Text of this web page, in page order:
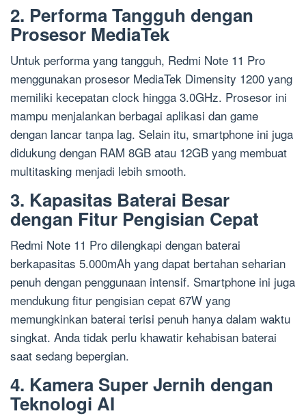
2. Performa Tangguh dengan
Prosesor MediaTek
Untuk performa yang tangguh, Redmi Note 11 Pro
menggunakan prosesor MediaTek Dimensity 1200 yang
memiliki kecepatan clock hingga 3.0GHz. Prosesor ini
mampu menjalankan berbagai aplikasi dan game
dengan lancar tanpa lag. Selain itu, smartphone ini juga
didukung dengan RAM 8GB atau 12GB yang membuat
multitasking menjadi lebih smooth.
3. Kapasitas Baterai Besar
dengan Fitur Pengisian Cepat
Redmi Note 11 Pro dilengkapi dengan baterai
berkapasitas 5.000mAh yang dapat bertahan seharian
penuh dengan penggunaan intensif. Smartphone ini juga
mendukung fitur pengisian cepat 67W yang
memungkinkan baterai terisi penuh hanya dalam waktu
singkat. Anda tidak perlu khawatir kehabisan baterai
saat sedang bepergian.
4. Kamera Super Jernih dengan
Teknologi AI